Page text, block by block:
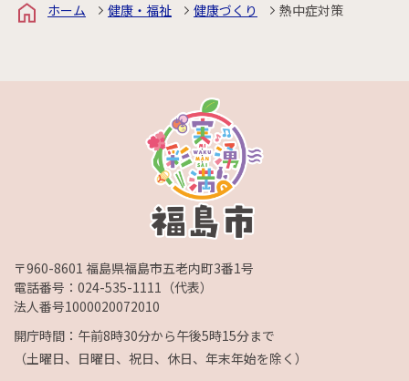
ホーム 健康・福祉 健康づくり 熱中症対策
〒960-8601 福島県福島市五老内町3番1号
電話番号： 024-535-1111 （代表）
法人番号1000020072010
開庁時間：午前8時30分から午後5時15分まで
（土曜日、日曜日、祝日、休日、年末年始を除く）